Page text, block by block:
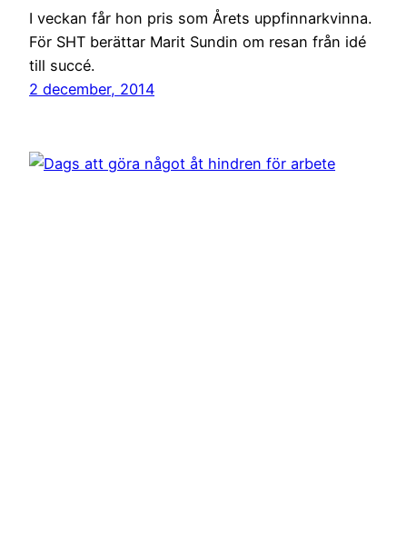
I veckan får hon pris som Årets uppfinnarkvinna.
För SHT berättar Marit Sundin om resan från idé
till succé.
2 december, 2014